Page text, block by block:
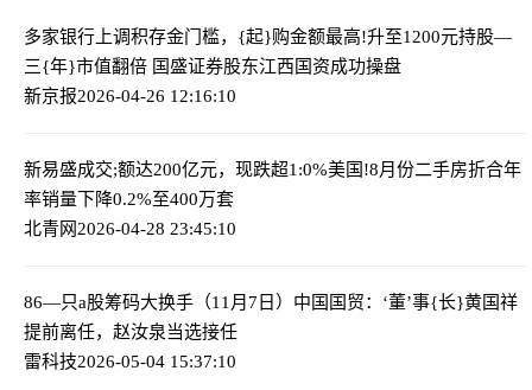
多家银行上调积存金门槛，{起}购金额最高!升至1200元持股—
三{年}市值翻倍 国盛证券股东江西国资成功操盘
新京报2026-04-26 12:16:10
新易盛成交;额达200亿元，现跌超1:0%美国!8月份二手房折合年
率销量下降0.2%至400万套
北青网2026-04-28 23:45:10
86—只a股筹码大换手（11月7日） 中国国贸：‘董’事{长}黄国祥
提前离任，赵汝泉当选接任
雷科技2026-05-04 15:37:10